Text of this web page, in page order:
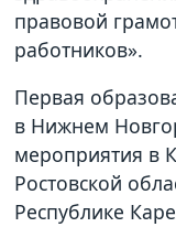
правовой
работников».
Первая
в Нижнем
мероприятия в
Ростовской
Республике